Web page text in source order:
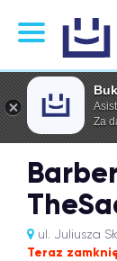
ul. Juliusza
Teraz
Za